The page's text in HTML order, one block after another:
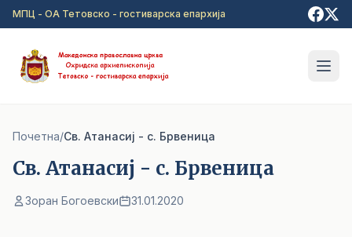
Прејди на главна содржина
МПЦ - ОА Тетовско - гостиварска епархија
Почетна/Cв. Атанасиј - с. Брвеница
Cв. Атанасиј - с. Брвеница
Зоран Богоевски 31.01.2020